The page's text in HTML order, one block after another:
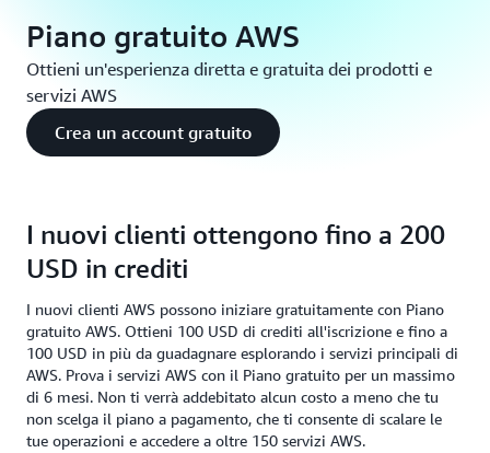
Piano gratuito AWS
Ottieni un'esperienza diretta e gratuita dei prodotti e
servizi AWS
Crea un account gratuito
I nuovi clienti ottengono fino a 200
USD in crediti
I nuovi clienti AWS possono iniziare gratuitamente con Piano
gratuito AWS. Ottieni 100 USD di crediti all'iscrizione e fino a
100 USD in più da guadagnare esplorando i servizi principali di
AWS. Prova i servizi AWS con il Piano gratuito per un massimo
di 6 mesi. Non ti verrà addebitato alcun costo a meno che tu
non scelga il piano a pagamento, che ti consente di scalare le
tue operazioni e accedere a oltre 150 servizi AWS.